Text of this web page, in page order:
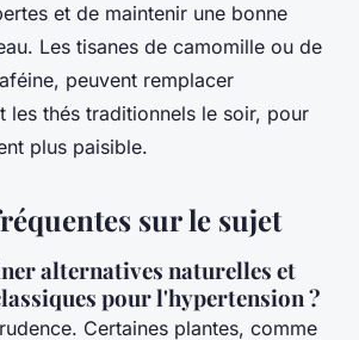
et de maintenir une bonne
Les tisanes de camomille ou de
peuvent remplacer
les thés traditionnels le soir, pour
plus paisible.
sur le sujet
alternatives naturelles et
pour l'hypertension ?
Certaines plantes, comme